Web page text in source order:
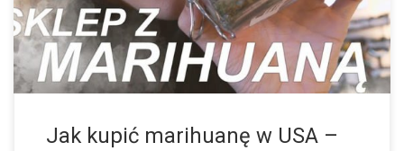
Jak kupić marihuanę w USA –